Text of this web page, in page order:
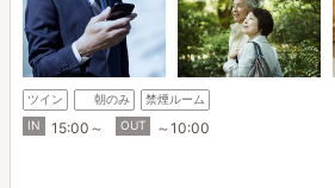
ツイン 朝のみ
禁煙ルーム
IN
15:00～ OUT ～10:00